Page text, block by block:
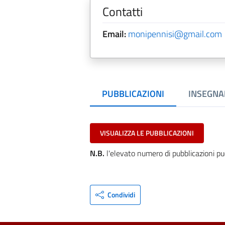
Contatti
Email:monipennisi@gmail.com
PUBBLICAZIONI
VISUALIZZA LE PUBBLICAZIONI
N.B. l'elevato numero di pubblicazioni
Condividi